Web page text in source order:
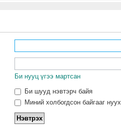
Би нууц үгээ мартсан
Би шууд нэвтэрч байя
Миний холбогдсон байгааг нуух